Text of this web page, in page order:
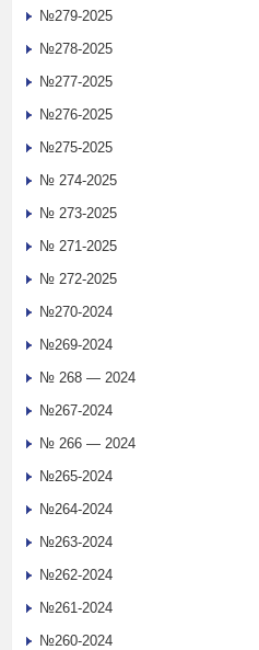
№279-2025
№278-2025
№277-2025
№276-2025
№275-2025
№ 274-2025
№ 273-2025
№ 271-2025
№ 272-2025
№270-2024
№269-2024
№ 268 — 2024
№267-2024
№ 266 — 2024
№265-2024
№264-2024
№263-2024
№262-2024
№261-2024
№260-2024